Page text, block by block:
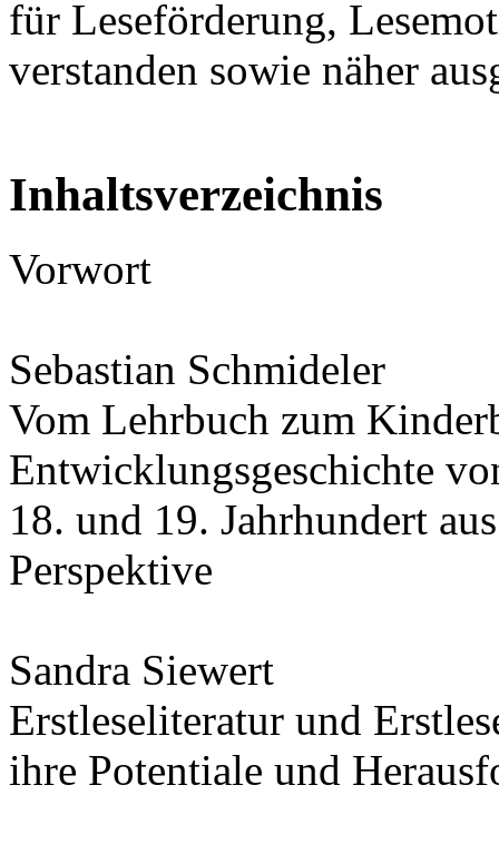
für Leseförderung,
verstanden sowie näher
Inhaltsverzeichnis
Vorwort
Sebastian Schmideler
Vom Lehrbuch zum
Entwicklungsgeschichte
18. und 19. Jahrhundert
Perspektive
Sandra Siewert
Erstleseliteratur und
ihre Potentiale und